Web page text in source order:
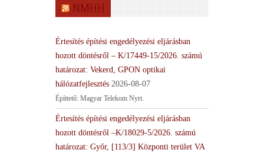
NMHH
Értesítés építési engedélyezési eljárásban
hozott döntésről – K/17449-15/2026. számú
határozat: Vekerd, GPON optikai
hálózatfejlesztés 2026-08-07
Építtető: Magyar Telekom Nyrt.
Értesítés építési engedélyezési eljárásban
hozott döntésről –K/18029-5/2026. számú
határozat: Győr, [113/3] Központi terület VA